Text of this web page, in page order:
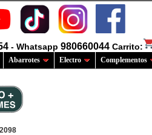
- Whatsapp 980660044 Carrito:
Abarrotes Electro Complementos